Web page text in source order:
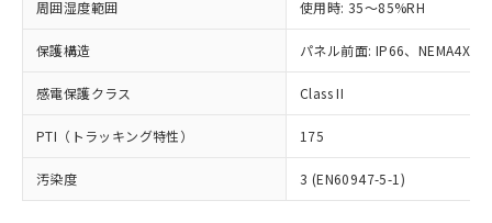
周囲湿度範囲 使用時: 35～85%RH
保護構造 パネル前面: IP66、NEMA4X,
感電保護クラス Class II
PTI（トラッキング特性） 175
汚染度 3 (EN60947-5-1)
ムロン制御機器販売店・当社販売員に
オムロン制御機器販売店や当社販売拠
販売ネットワーク
」をご確認
ください。
在庫状況および標準価格結果を当社の
事前の承諾なく第三者に漏洩または開
マイパーツ機能（部品リスト作成サー
(DIBP) 1000ppm以下
フタル酸エステル類の４物質については閾値を超える意
図的な使用がないことを確認しています。
※2 対応予定月
部品在庫の切り替え状況などにより、予定
月が前後することがあります。
ル) : 1000ppm、
DEHP(フタル酸ビス(2-エチルヘキシル)) : 1000ppm
※2 環境保護使用期限
「ｅ」：有害物質（10物質）のすべてが基
準値以下であることを示します。
「10」：通常の使用状況下において有害物
質が外部に漏えいし、環境に深刻な影響を
ル、化学兵器、生物兵器またはその他
武器並びにこれらの製造装置等に一切
使用いたしません。
当社は、貴社製品を第三者に販売する
場合は、上記1、2および3の内容を当
該第三者に通知します。また当社は、
販売先および販売に係わる関係者が違
法に輸出するおそれがある場合は、取
在庫なし(最新の在庫状況につ
いては、お客様のお取引先、ま
たはお客様担当のオムロン制御
機器販売店・当社販売員にご確
認ください)
受注生産機種、また在庫状況の